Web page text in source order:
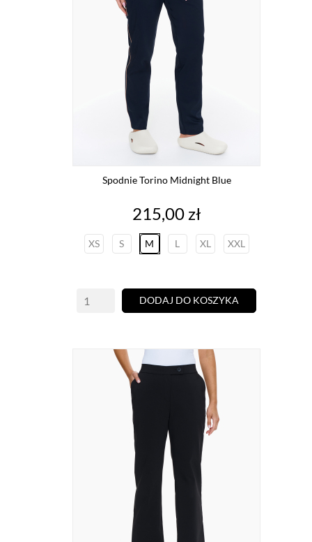
Spodnie Torino Midnight Blue
Cena
215,00 zł
XS S M L XL XXL
DODAJ DO KOSZYKA